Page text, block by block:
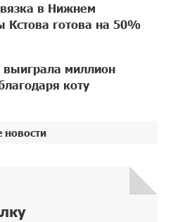
в Нижнем
Кстова готова на 50%
миллион
коту
новости